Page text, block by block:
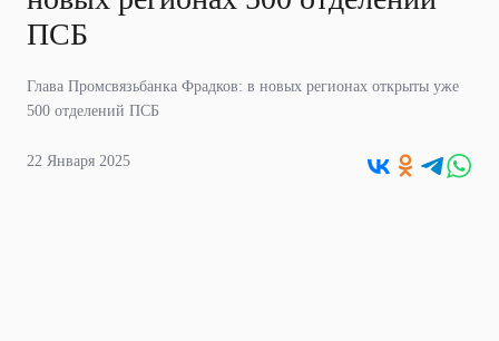
ПСБ
Глава Промсвязьбанка Фрадков: в новых регионах открыты уже
500 отделений ПСБ
22 Января 2025